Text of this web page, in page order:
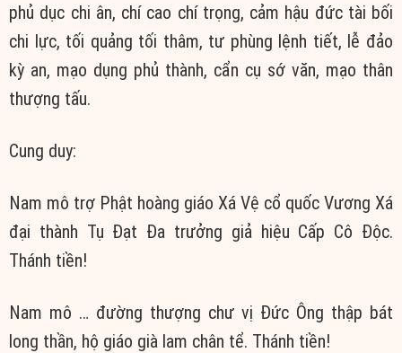
phủ dục chi ân, chí cao chí trọng, cảm hậu đức tài bối
chi lực, tối quảng tối thâm, tư phùng lệnh tiết, lễ đảo
kỳ an, mạo dụng phủ thành, cẩn cụ sớ văn, mạo thân
thượng tấu.
Cung duy:
Nam mô trợ Phật hoàng giáo Xá Vệ cổ quốc Vương Xá
đại thành Tụ Đạt Đa trưởng giả hiệu Cấp Cô Độc.
Thánh tiền!
Nam mô … đường thượng chư vị Đức Ông thập bát
long thần, hộ giáo già lam chân tể. Thánh tiền!